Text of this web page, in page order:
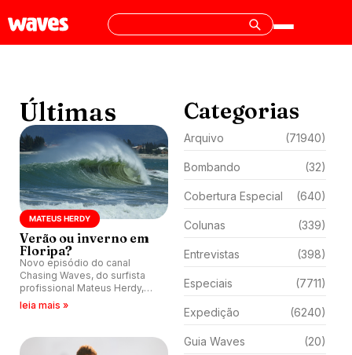
Últimas
MATEUS HERDY
Verão ou inverno em
Floripa?
Novo episódio do canal
Chasing Waves, do surfista
profissional Mateus Herdy,
exibe verão com cara de
leia mais »
Categorias
Arquivo (71940)
Bombando (32)
Cobertura Especial (640)
Colunas (339)
Entrevistas (398)
Especiais (7711)
Expedição (6240)
Guia Waves (20)